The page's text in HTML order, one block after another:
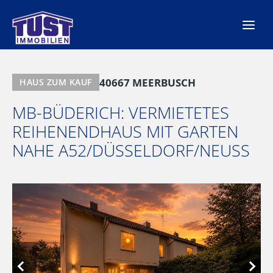
Inhalt
springen
HAUS ZUM KAUF 40667 MEERBUSCH
MB-BÜDERICH: VERMIETETES
REIHENENDHAUS MIT GARTEN
NAHE A52/DÜSSELDORF/NEUSS